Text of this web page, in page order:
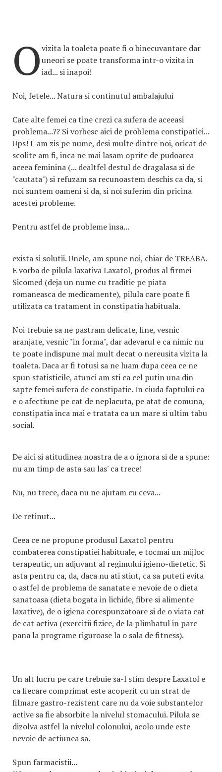
Ovizita la toaleta poate fi o binecuvantare dar
uneori se poate transforma intr-o vizita in
iad... si inapoi!
Noi, fetele... Natura si continutul ambalajului
Cate alte femei ca tine crezi ca sufera de aceeasi
problema...?? Si vorbesc aici de problema constipatiei...
Ups! I-am zis pe nume, desi multe dintre noi, oricat de
scolite am fi, inca ne mai lasam oprite de pudoarea
aceea feminina (... dealtfel destul de dragalasa si de
"cautata") si refuzam sa recunoastem deschis ca da, si
noi suntem oameni si da, si noi suferim din pricina
acestei probleme.
Pentru astfel de probleme insa...
exista si solutii. Unele, am spune noi, chiar de TREABA.
E vorba de pilula laxativa Laxatol, produs al firmei
Sicomed (deja un nume cu traditie pe piata
romaneasca de medicamente), pilula care poate fi
utilizata ca tratament in constipatia habituala.
Noi trebuie sa ne pastram delicate, fine, vesnic
aranjate, vesnic "in forma", dar adevarul e ca nimic nu
te poate indispune mai mult decat o nereusita vizita la
toaleta. Daca ar fi totusi sa ne luam dupa ceea ce ne
spun statisticile, atunci am sti ca cel putin una din
sapte femei sufera de constipatie. In ciuda faptului ca
e o afectiune pe cat de neplacuta, pe atat de comuna,
constipatia inca mai e tratata ca un mare si ultim tabu
social.
De aici si atitudinea noastra de a o ignora si de a spune:
nu am timp de asta sau las' ca trece!
Nu, nu trece, daca nu ne ajutam cu ceva...
De retinut...
Ceea ce ne propune produsul Laxatol pentru
combaterea constipatiei habituale, e tocmai un mijloc
terapeutic, un adjuvant al regimului igieno-dietetic. Si
asta pentru ca, da, daca nu ati stiut, ca sa puteti evita
o astfel de problema de sanatate e nevoie de o dieta
sanatoasa (dieta bogata in lichide, fibre si alimente
laxative), de o igiena corespunzatoare si de o viata cat
de cat activa (exercitii fizice, de la plimbatul in parc
pana la programe riguroase la o sala de fitness).
Un alt lucru pe care trebuie sa-l stim despre Laxatol e
ca fiecare comprimat este acoperit cu un strat de
filmare gastro-rezistent care nu da voie substantelor
active sa fie absorbite la nivelul stomacului. Pilula se
dizolva astfel la nivelul colonului, acolo unde este
nevoie de actiunea sa.
Spun farmacistii...